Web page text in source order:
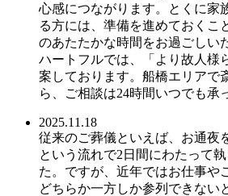
心感につながります。とくに家
る方には、準備を進めておくこ
のあたたかな時間をお過ごしい
ハートフルでは、「より故人様
案しております。船橋エリアで
ら、ご相談は24時間いつでも承
2025.11.18
従来のご葬儀といえば、お通夜
という流れで2日間にわたって
た。ですが、近年ではお仕事や
どちらか一方しか参列できない